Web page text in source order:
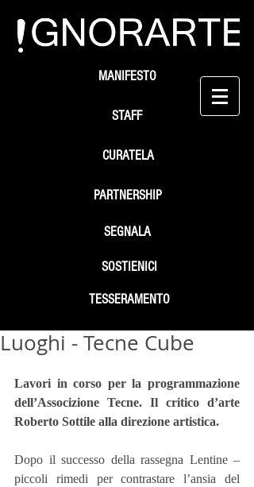
STAFF
SEGNALA
SOSTIENICI
MANIFESTO
PARTNERSHIP
TESSERAMENTO
CURATELA
Luoghi - Tecne Cube
Lavori in corso per la programmazione
dell’Associzione Tecne. Il critico d’arte
Roberto Sottile alla direzione artistica.
Dopo il successo della rassegna Lentine –
piccoli rimedi per contrastare l’ansia del